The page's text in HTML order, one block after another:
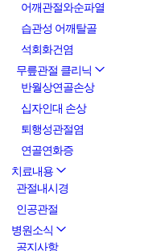
어깨관절와순파열
습관성 어깨탈골
석회화건염
무릎관절 클리닉
반월상연골손상
십자인대 손상
퇴행성관절염
연골연화증
치료내용
관절내시경
인공관절
병원소식
공지사항